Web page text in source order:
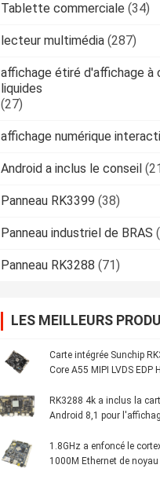
Tablette commerciale (34)
lecteur multimédia (287)
affichage étiré d'affichage à
liquides
(27)
affichage numérique
Android a inclus le conseil
Panneau RK3399 (38)
Panneau industriel de BRAS
Panneau RK3288 (71)
LES MEILLEURS
Carte intégrée Sunchip
Core A55 MIPI LVDS EDP
RK3288 4k a inclus la
Android 8,1 pour
1.8GHz a enfoncé le
1000M Ethernet de